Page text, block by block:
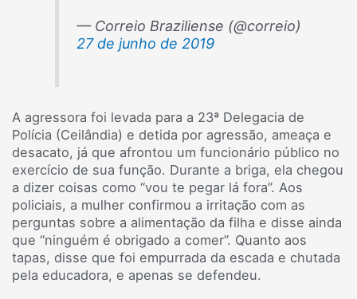
— Correio Braziliense (@correio)
27 de junho de 2019
A agressora foi levada para a 23ª Delegacia de
Polícia (Ceilândia) e detida por agressão, ameaça e
desacato, já que afrontou um funcionário público no
exercício de sua função. Durante a briga, ela chegou
a dizer coisas como “vou te pegar lá fora”. Aos
policiais, a mulher confirmou a irritação com as
perguntas sobre a alimentação da filha e disse ainda
que “ninguém é obrigado a comer”. Quanto aos
tapas, disse que foi empurrada da escada e chutada
pela educadora, e apenas se defendeu.